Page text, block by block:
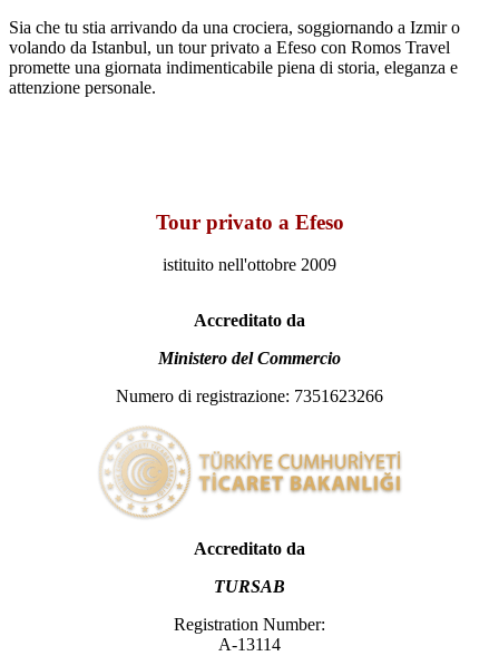
Sia che tu stia arrivando da una crociera, soggiornando a Izmir o
volando da Istanbul, un tour privato a Efeso con Romos Travel
promette una giornata indimenticabile piena di storia, eleganza e
attenzione personale.
Tour privato a Efeso
istituito nell'ottobre 2009
Accreditato da
Ministero del Commercio
Numero di registrazione: 7351623266
Accreditato da
TURSAB
Registration Number:
A-13114